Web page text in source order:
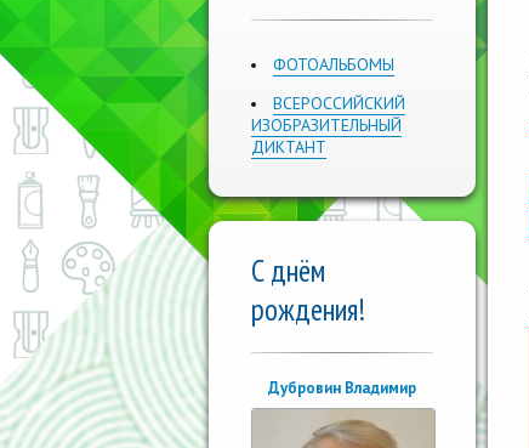
ФОТОАЛЬБОМЫ
ВСЕРОССИЙСКИЙ
ИЗОБРАЗИТЕЛЬНЫЙ
ДИКТАНТ
С днём
рождения!
Дубровин Владимир